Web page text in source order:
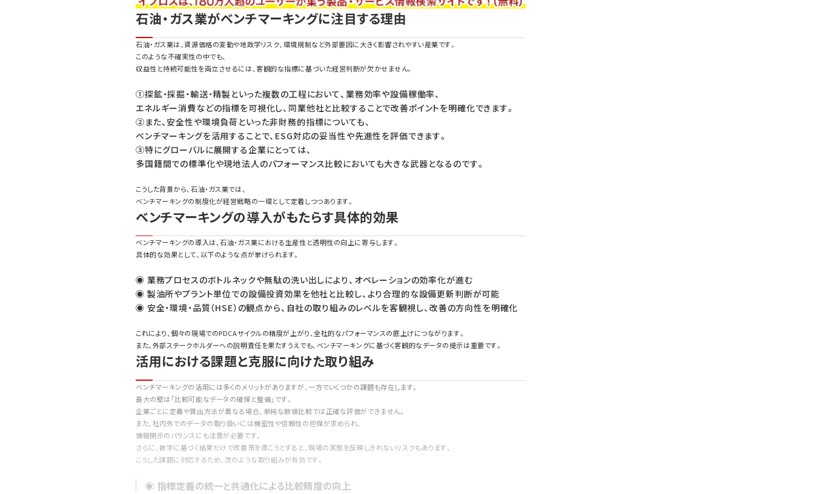
石油・ガス業がベンチマーキングに注目する理由
石油・ガス業は、資源価格の変動や地政学リスク、環境規制など外部要因に大きく影響されやすい産業です。
このような不確実性の中でも、
収益性と持続可能性を両立させるには、客観的な指標に基づいた経営判断が欠かせません。
①探鉱・採掘・輸送・精製といった複数の工程において、業務効率や設備稼働率、
エネルギー消費などの指標を可視化し、同業他社と比較することで改善ポイントを明確化できます。
②また、安全性や環境負荷といった非財務的指標についても、
ベンチマーキングを活用することで、ESG対応の妥当性や先進性を評価できます。
③特にグローバルに展開する企業にとっては、
多国籍間での標準化や現地法人のパフォーマンス比較においても大きな武器となるのです。
こうした背景から、石油・ガス業では、
ベンチマーキングの制度化が経営戦略の一環として定着しつつあります。
ベンチマーキングの導入がもたらす具体的効果
ベンチマーキングの導入は、石油・ガス業における生産性と透明性の向上に寄与します。
具体的な効果として、以下のような点が挙げられます。
◉ 業務プロセスのボトルネックや無駄の洗い出しにより、オペレーションの効率化が進む
◉ 製油所やプラント単位での設備投資効果を他社と比較し、より合理的な設備更新判断が可能
◉ 安全・環境・品質（HSE）の観点から、自社の取り組みのレベルを客観視し、改善の方向性を明確化
これにより、個々の現場でのPDCAサイクルの精度が上がり、全社的なパフォーマンスの底上げにつながります。
また、外部ステークホルダーへの説明責任を果たすうえでも、ベンチマーキングに基づく客観的なデータの提示は重要です。
活用における課題と克服に向けた取り組み
ベンチマーキングの活用には多くのメリットがありますが、一方でいくつかの課題も存在します。
最大の壁は「比較可能なデータの確保と整備」です。
企業ごとに定義や算出方法が異なる場合、単純な数値比較では正確な評価ができません。
また、社内外でのデータの取り扱いには機密性や信頼性の担保が求められ、
情報開示のバランスにも注意が必要です。
さらに、数字に基づく結果だけで改善策を導こうとすると、現場の実態を反映しきれないリスクもあります。
こうした課題に対応するため、次のような取り組みが有効です。
◉ 指標定義の統一と共通化による比較精度の向上